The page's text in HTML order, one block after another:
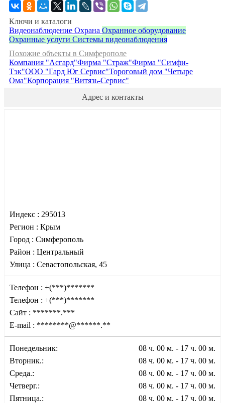
Ключи и каталоги
Видеонаблюдение Охрана Охранное оборудование
Охранные услуги Системы видеонаблюдения
Похожие объекты в Симферополе
Компания "Асгард"Фирма "Страж"Фирма "Симфи-
Тэк"ООО "Гард Юг Сервис"Тороговый дом "Четыре
Ома"Корпорация "Витязь-Сервис"
Адрес и контакты
Индекс : 295013
Регион : Крым
Город : Симферополь
Район : Центральный
Улица : Севастопольская, 45
Телефон : +(***)*******
Телефон : +(***)*******
Сайт : *******.***
E-mail : ********@******.**
Понедельник:
08 ч. 00 м. - 17 ч. 00 м.
Вторник.:
08 ч. 00 м. - 17 ч. 00 м.
Среда.:
08 ч. 00 м. - 17 ч. 00 м.
Четверг.:
08 ч. 00 м. - 17 ч. 00 м.
Пятница.:
08 ч. 00 м. - 17 ч. 00 м.